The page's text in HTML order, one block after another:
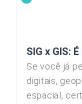
SIG x GIS:
Se você já
digitais,
espacial,